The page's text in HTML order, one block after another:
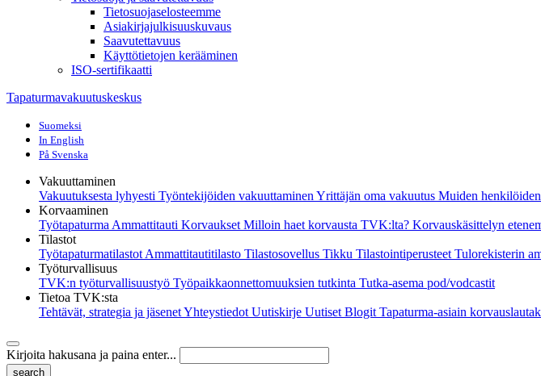
Tietosuojaselosteemme
Asiakirjajulkisuuskuvaus
Saavutettavuus
Käyttötietojen kerääminen
ISO-sertifikaatti
Tapaturmavakuutuskeskus
Suomeksi
In English
På Svenska
Vakuuttaminen
Vakuutuksesta lyhyesti Työntekijöiden vakuuttaminen Yrittäjän oma vakuutus Muiden
Korvaaminen
Työtapaturma Ammattitauti Korvaukset Milloin haet korvausta TVK:lta? Korvauskäsittelyn
Tilastot
Työtapaturmatilastot Ammattitautitilasto Tilastosovellus Tikku Tilastointiperusteet Tulorekisterin
Työturvallisuus
TVK:n työturvallisuustyö Työpaikkaonnettomuuksien tutkinta Tutka-asema pod/vodcastit
Tietoa TVK:sta
Tehtävät, strategia ja jäsenetYhteystiedot Uutiskirje Uutiset Blogit Tapaturma-asiain
Kirjoita hakusana ja paina enter...